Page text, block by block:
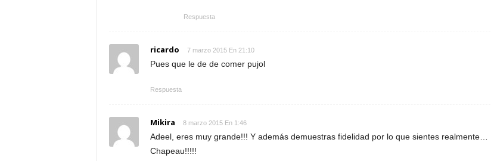
Respuesta
ricardo 7 marzo 2015 En 21:10
Pues que le de de comer pujol
Respuesta
Mikira 8 marzo 2015 En 1:46
Adeel, eres muy grande!!! Y además demuestras fidelidad por lo que sientes realmente…
Chapeau!!!!!